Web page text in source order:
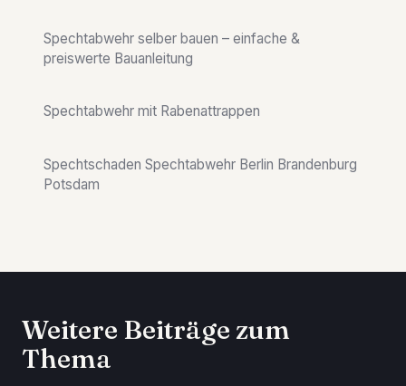
Spechtabwehr selber bauen – einfache &
preiswerte Bauanleitung
Spechtabwehr mit Rabenattrappen
Spechtschaden Spechtabwehr Berlin Brandenburg
Potsdam
Weitere Beiträge zum
Thema